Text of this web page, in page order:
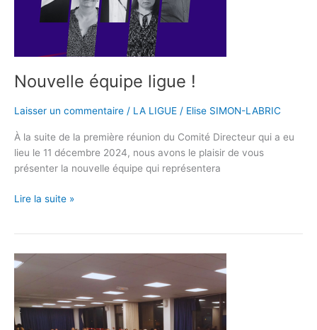
Nouvelle équipe ligue !
Laisser un commentaire / LA LIGUE / Elise SIMON-LABRIC
À la suite de la première réunion du Comité Directeur qui a eu
lieu le 11 décembre 2024, nous avons le plaisir de vous
présenter la nouvelle équipe qui représentera
Lire la suite »
La
des
récompenses
des